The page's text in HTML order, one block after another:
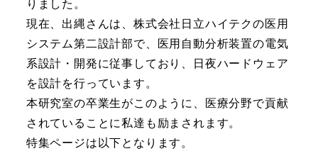
りました。
現在、出縄さんは、株式会社日立ハイテクの医用
システム第二設計部で、医用自動分析装置の電気
系設計・開発に従事しており、日夜ハードウェア
を設計を行っています。
本研究室の卒業生がこのように、医療分野で貢献
されていることに私達も励まされます。
特集ページは以下となります。